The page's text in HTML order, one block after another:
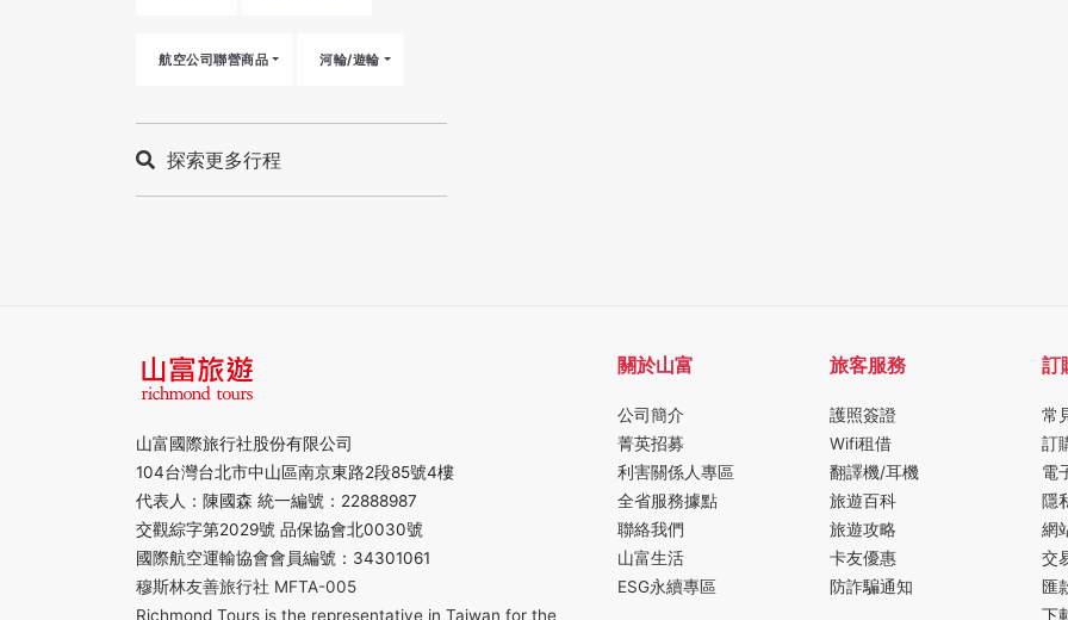
航空公司聯營商品 河輪/遊輪
探索更多行程
山富國際旅行社股份有限公司
104台灣台北市中山區南京東路2段85號4樓
代表人：陳國森 統一編號：22888987
交觀綜字第2029號 品保協會北0030號
國際航空運輸協會會員編號：34301061
穆斯林友善旅行社 MFTA-005
Richmond Tours is the representative in Taiwan for the
關於山富
公司簡介
菁英招募
利害關係人專區
全省服務據點
聯絡我們
山富生活
ESG永續專區
旅客服務
護照簽證
Wifi租借
翻譯機/耳機
旅遊百科
旅遊攻略
卡友優惠
防詐騙通知
訂
常
訂
電
隱
網
交
匯
下